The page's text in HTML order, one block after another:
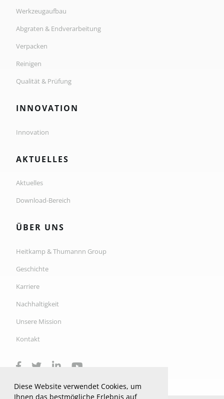
Diese Website verwendet Cookies, um
Ihnen das bestmögliche Erlebnis auf
Werkzeugaufbau
Abgraten & Endverarbeitung
Verpacken
Reinigen
Qualität & Prüfung
INNOVATION
Innovation
AKTUELLES
Aktuelles
Download-Bereich
ÜBER UNS
Heitkamp & Thumannn Group
Geschichte
Karriere
Nachhaltigkeit
Unsere Mission
Kontakt